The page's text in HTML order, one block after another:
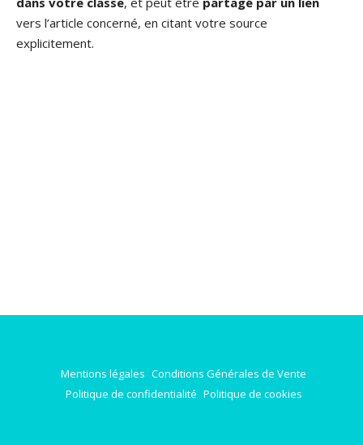
vers l’article concerné, en citant votre source
explicitement.
Mentions légales Conditions Générales de Vente
Politique de confidentialité Politique de cookies